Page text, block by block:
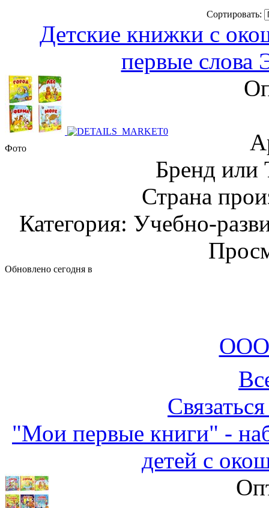
Сортировать:
Детские книжки с
первые слова
Фото
Бренд или
Страна
Категория: Учебно-
Обновлено сегодня в
ООО
"Мои первые книги" -
детей с